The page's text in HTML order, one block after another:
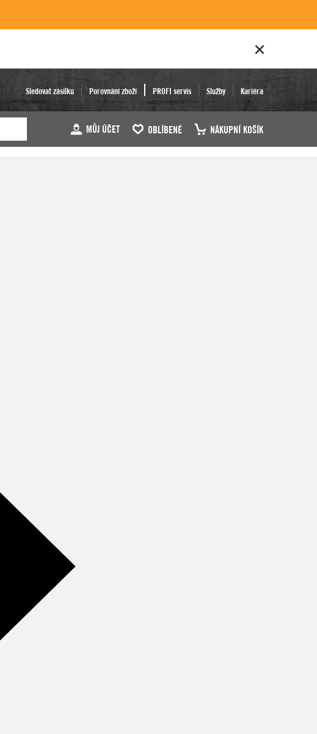
Sledovat zásilku Porovnání zboží PROFI servis Služby Kariéra
MŮJ ÚČET OBLÍBENÉ NÁKUPNÍ KOŠÍK